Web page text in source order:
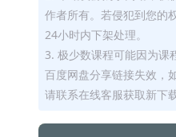
作者所有。若侵犯到您的
24小时内下架处理。
3. 极少数课程可能因为课
百度网盘分享链接失效，
请联系在线客服获取新下